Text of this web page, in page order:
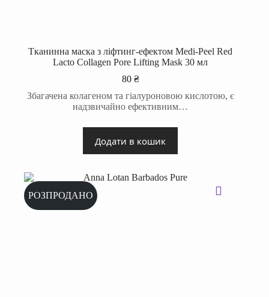
Тканинна маска з ліфтинг-ефектом Medi-Peel Red
Lacto Collagen Pore Lifting Mask 30 мл
80 ₴
Збагачена колагеном та гіалуроновою кислотою, є
надзвичайно ефективним…
Додати в кошик
РОЗПРОДАНО